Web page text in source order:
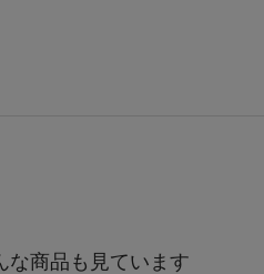
な商品も見ています